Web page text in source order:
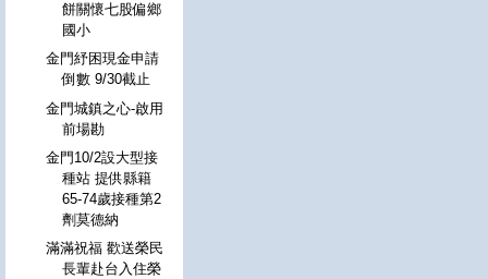
餅關懷七股偏鄉
國小
金門紓困現金申請
倒數 9/30截止
金門城鎮之心-啟用
前場勘
金門10/2設大型接
種站 提供縣籍
65-74歲接種第2
劑莫德納
滿滿祝福 歡送榮民
長輩赴台入住榮